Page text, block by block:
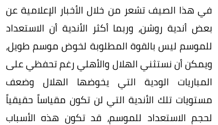
في هذا الصيف تشعر من خلال الأخبار الإعلامية عن
بعض أندية روشن، وربما أكثر الأندية أن الاستعداد
للموسم ليس بالقوة المطلوبة لخوض موسم طويل،
ويمكن أن نستثني الهلال والأهلي رغم تحفظي على
المباريات الودية التي يخوضها الهلال وضعف
مستويات تلك الأندية التي لن تكون مقياساً حقيقياً
لحجم الاستعداد للموسم، قد تكون هذه الأسباب